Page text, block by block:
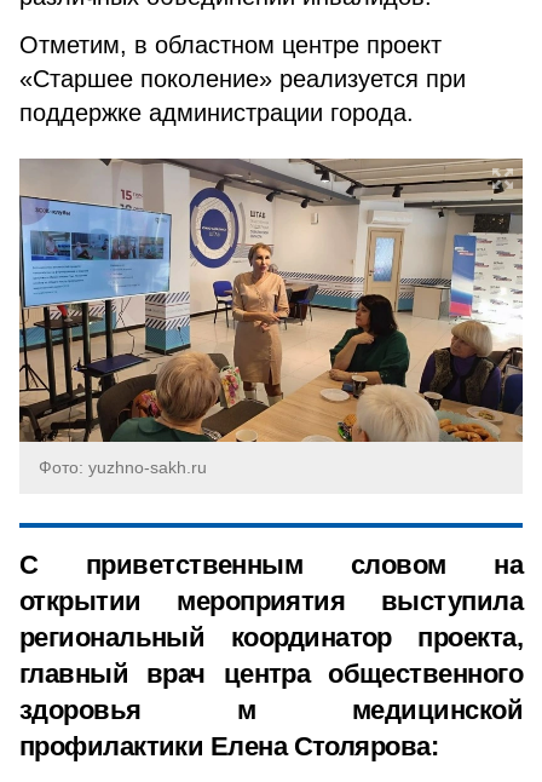
Отметим, в областном центре проект
«Старшее поколение» реализуется при
поддержке администрации города.
Фото: yuzhno-sakh.ru
С приветственным словом на
открытии мероприятия выступила
региональный координатор проекта,
главный врач центра общественного
здоровья м медицинской
профилактики Елена Столярова: